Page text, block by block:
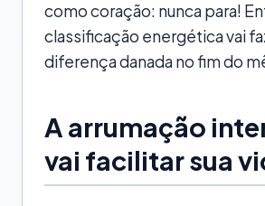
como coração: nunca para!
classificação energética vai
diferença danada no fim do
A arrumação
vai facilitar sua